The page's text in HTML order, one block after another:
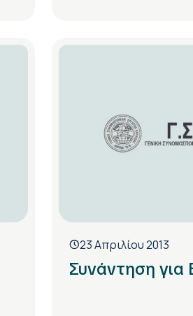
23 Απριλίου 2013
Συνάντηση για